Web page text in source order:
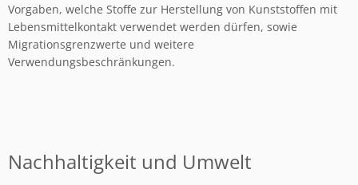
Vorgaben, welche Stoffe zur Herstellung von Kunststoffen mit
Lebensmittelkontakt verwendet werden dürfen, sowie
Migrationsgrenzwerte und weitere
Verwendungsbeschränkungen.
Nachhaltigkeit und Umwelt